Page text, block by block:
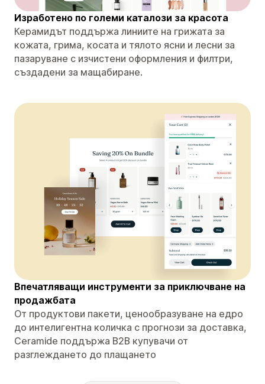
Изработено по големи каталози за красота
Керамидът поддържа линиите на грижата за
кожата, грима, косата и тялото ясни и лесни за
пазаруване с изчистени оформления и филтри,
създадени за мащабиране.
Впечатляващи инструменти за приключване на
продажбата
От продуктови пакети, ценообразуване на едро
до интелигентна количка с прогнози за доставка,
Ceramide поддържа B2B купувачи от
разглеждането до плащането